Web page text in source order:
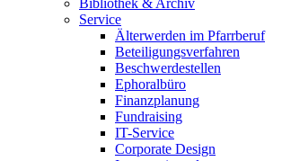
Bibliothek & Archiv
Service
Älterwerden im Pfarrberuf
Beteiligungsverfahren
Beschwerdestellen
Ephoralbüro
Finanzplanung
Fundraising
IT-Service
Corporate Design